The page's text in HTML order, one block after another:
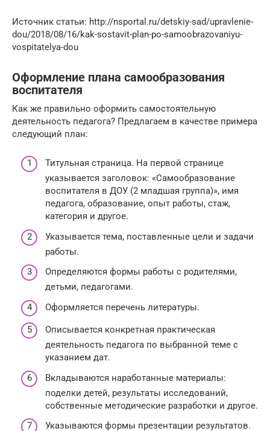
Источник статьи: http://nsportal.ru/detskiy-sad/upravlenie-
dou/2018/08/16/kak-sostavit-plan-po-samoobrazovaniyu-
vospitatelya-dou
Оформление плана самообразования
воспитателя
Как же правильно оформить самостоятельную
деятельность педагога? Предлагаем в качестве примера
следующий план:
Титульная страница. На первой странице
указывается заголовок: «Самообразование
воспитателя в ДОУ (2 младшая группа)», имя
педагога, образование, опыт работы, стаж,
категория и другое.
Указывается тема, поставленные цели и задачи
работы.
Определяются формы работы с родителями,
детьми, педагогами.
Оформляется перечень литературы.
Описывается конкретная практическая
деятельность педагога по выбранной теме с
указанием дат.
Вкладываются наработанные материалы:
поделки детей, результаты исследований,
собственные методические разработки и другое.
Указываются формы презентации результатов.